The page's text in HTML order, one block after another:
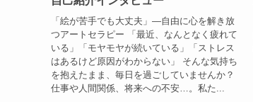
「絵が苦手でも大丈夫」—自由に心を解き放
つアートセラピー 「最近、なんとなく疲れて
いる」「モヤモヤが続いている」「ストレス
はあるけど原因がわからない」 そんな気持ち
を抱えたまま、毎日を過ごしていませんか？
仕事や人間関係、将来への不安…。私た...